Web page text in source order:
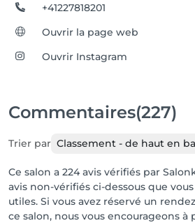
+41227818201
Ouvrir la page web
Ouvrir Instagram
Commentaires(227)
Trier par Classement - de haut en
Ce salon a 224 avis vérifiés par
avis non-vérifiés ci-dessous que
utiles. Si vous avez réservé un
ce salon, nous vous encourageons à